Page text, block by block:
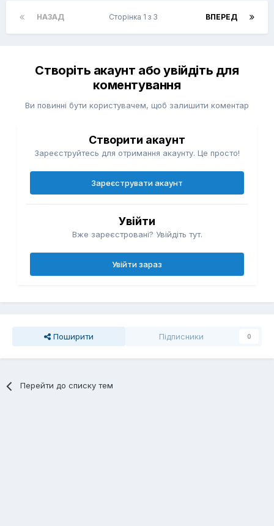
НАЗАД ВПЕРЕД
Сторінка 1 з 3
Створіть акаунт або увійдіть для
коментування
Ви повинні бути користувачем, щоб залишити коментар
Створити акаунт
Зареєструйтесь для отримання акаунту. Це просто!
Зареєструвати акаунт
Увійти
Вже зареєстровані? Увійдіть тут.
Увійти зараз
Поширити Підписники 0
Перейти до списку тем